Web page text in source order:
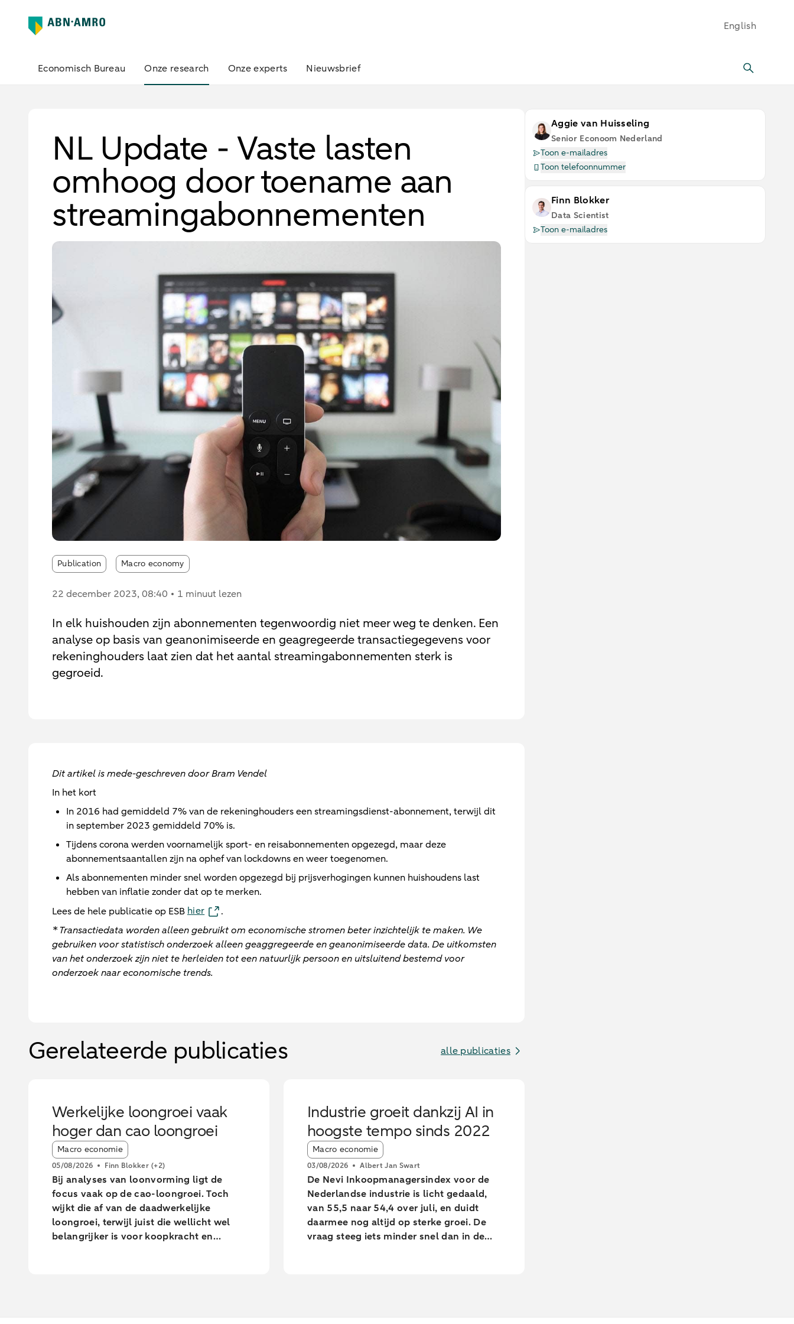
English
Economisch Bureau Onze research Onze experts Nieuwsbrief
NL Update - Vaste lasten
omhoog door toename aan
streamingabonnementen
Publication Macro economy
22 december 2023, 08:40 1 minuut lezen
In elk huishouden zijn abonnementen tegenwoordig niet meer weg te denken. Een
analyse op basis van geanonimiseerde en geagregeerde transactiegegevens voor
rekeninghouders laat zien dat het aantal streamingabonnementen sterk is
gegroeid.
Dit artikel is mede-geschreven door Bram Vendel
In het kort
In 2016 had gemiddeld 7% van de rekeninghouders een streamingsdienst-abonnement, terwijl dit
in september 2023 gemiddeld 70% is.
Tijdens corona werden voornamelijk sport- en reisabonnementen opgezegd, maar deze
abonnementsaantallen zijn na ophef van lockdowns en weer toegenomen.
Als abonnementen minder snel worden opgezegd bij prijsverhogingen kunnen huishoudens last
hebben van inflatie zonder dat op te merken.
Lees de hele publicatie op ESB hier
.
* Transactiedata worden alleen gebruikt om economische stromen beter inzichtelijk te maken. We
gebruiken voor statistisch onderzoek alleen geaggregeerde en geanonimiseerde data. De uitkomsten
van het onderzoek zijn niet te herleiden tot een natuurlijk persoon en uitsluitend bestemd voor
onderzoek naar economische trends.
Gerelateerde publicaties alle publicaties
Werkelijke loongroei vaak
hoger dan cao loongroei
Article tags:
Macro economie
05/08/2026 Finn Blokker (+2)
Bij analyses van loonvorming ligt de
focus vaak op de cao-loongroei. Toch
wijkt die af van de daadwerkelijke
loongroei, terwijl juist die wellicht wel
belangrijker is voor koopkracht en
Industrie groeit dankzij AI in
hoogste tempo sinds 2022
Article tags:
Macro economie
03/08/2026 Albert Jan Swart
De Nevi Inkoopmanagersindex voor de
Nederlandse industrie is licht gedaald,
van 55,5 naar 54,4 over juli, en duidt
daarmee nog altijd op sterke groei. De
vraag steeg iets minder snel dan in de
Aggie van Huisseling
Senior Econoom Nederland
Toon e-mailadres
Toon telefoonnummer
Finn Blokker
Data Scientist
Toon e-mailadres